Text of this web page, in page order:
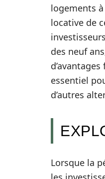
logements
locative de
des neuf
essentiel
d’autres
Lorsque la